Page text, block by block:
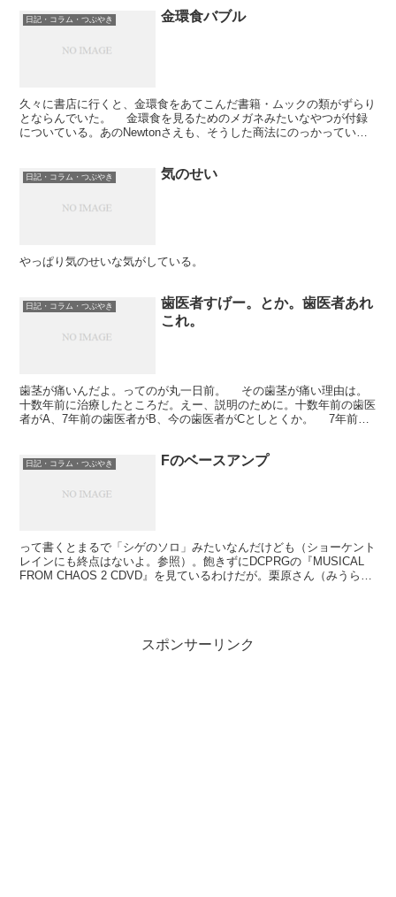
日記・コラム・つぶやき 金環食バブル
久々に書店に行くと、金環食をあてこんだ書籍・ムックの類がずらり
とならんでいた。 金環食を見るためのメガネみたいなやつが付録
についている。あのNewtonさえも、そうした商法にのっかっている
日記・コラム・つぶやき 気のせい
やっぱり気のせいな気がしている。
日記・コラム・つぶやき
歯医者すげー。とか。歯医者あれ
これ。
歯茎が痛いんだよ。ってのが丸一日前。 その歯茎が痛い理由は。
十数年前に治療したところだ。えー、説明のために。十数年前の歯医
者がA、7年前の歯医者がB、今の歯医者がCとしとくか。 7年前、
日記・コラム・つぶやき Fのベースアンプ
って書くとまるで「シゲのソロ」みたいなんだけども（ショーケント
レインにも終点はないよ。参照）。飽きずにDCPRGの『MUSICAL
FROM CHAOS 2 CDVD』を見ているわけだが。栗原さん（みうらじ
スポンサーリンク